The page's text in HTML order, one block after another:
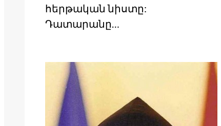
հերթական նիստը:
Դատարանը…